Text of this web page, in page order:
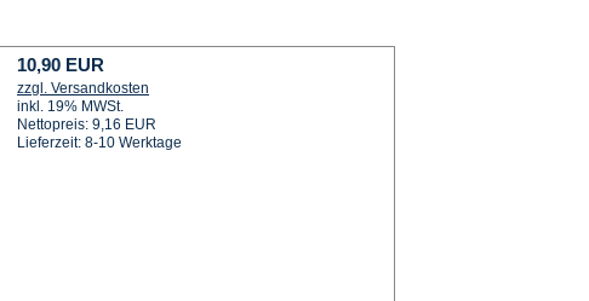
10,90 EUR
zzgl. Versandkosten
inkl. 19% MWSt.
Nettopreis: 9,16 EUR
Lieferzeit: 8-10 Werktage